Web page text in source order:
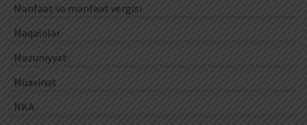
Mənfəət və mənfəət vergisi
Məqalələr
Məzuniyyət
Müavinət
NKA